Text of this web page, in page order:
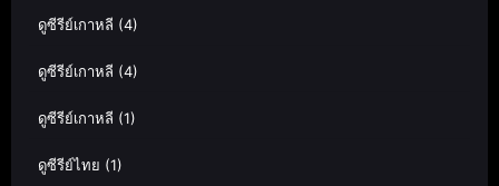
ดูซีรีย์เกาหลี (4)
ดูซีรีย์เกาหลี (4)
ดูซีรีย์เกาหลี (1)
ดูซีรีย์ไทย (1)